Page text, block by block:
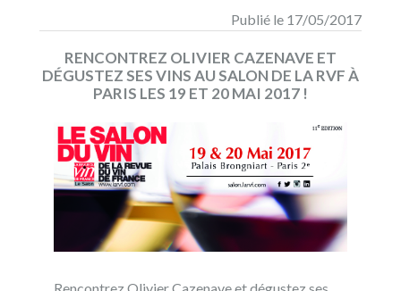
Publié le 17/05/2017
RENCONTREZ OLIVIER CAZENAVE ET
DÉGUSTEZ SES VINS AU SALON DE LA RVF À
PARIS LES 19 ET 20 MAI 2017 !